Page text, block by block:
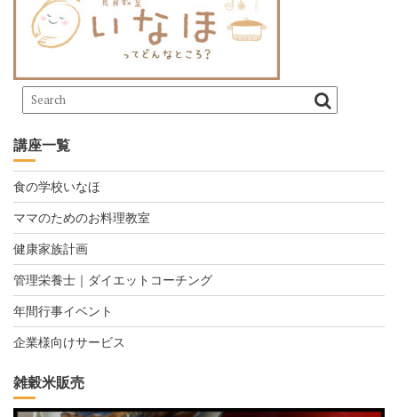
講座一覧
食の学校いなほ
ママのためのお料理教室
健康家族計画
管理栄養士｜ダイエットコーチング
年間行事イベント
企業様向けサービス
雑穀米販売